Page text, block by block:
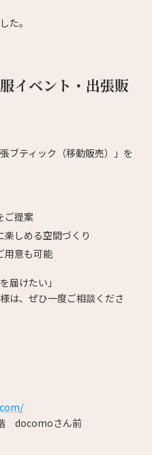
た。
イベント・出張販
ブティック（移動販売）」を
ご提案
しめる空間づくり
用意も可能
届けたい」
は、ぜひ一度ご相談くださ
階 docomoさん前